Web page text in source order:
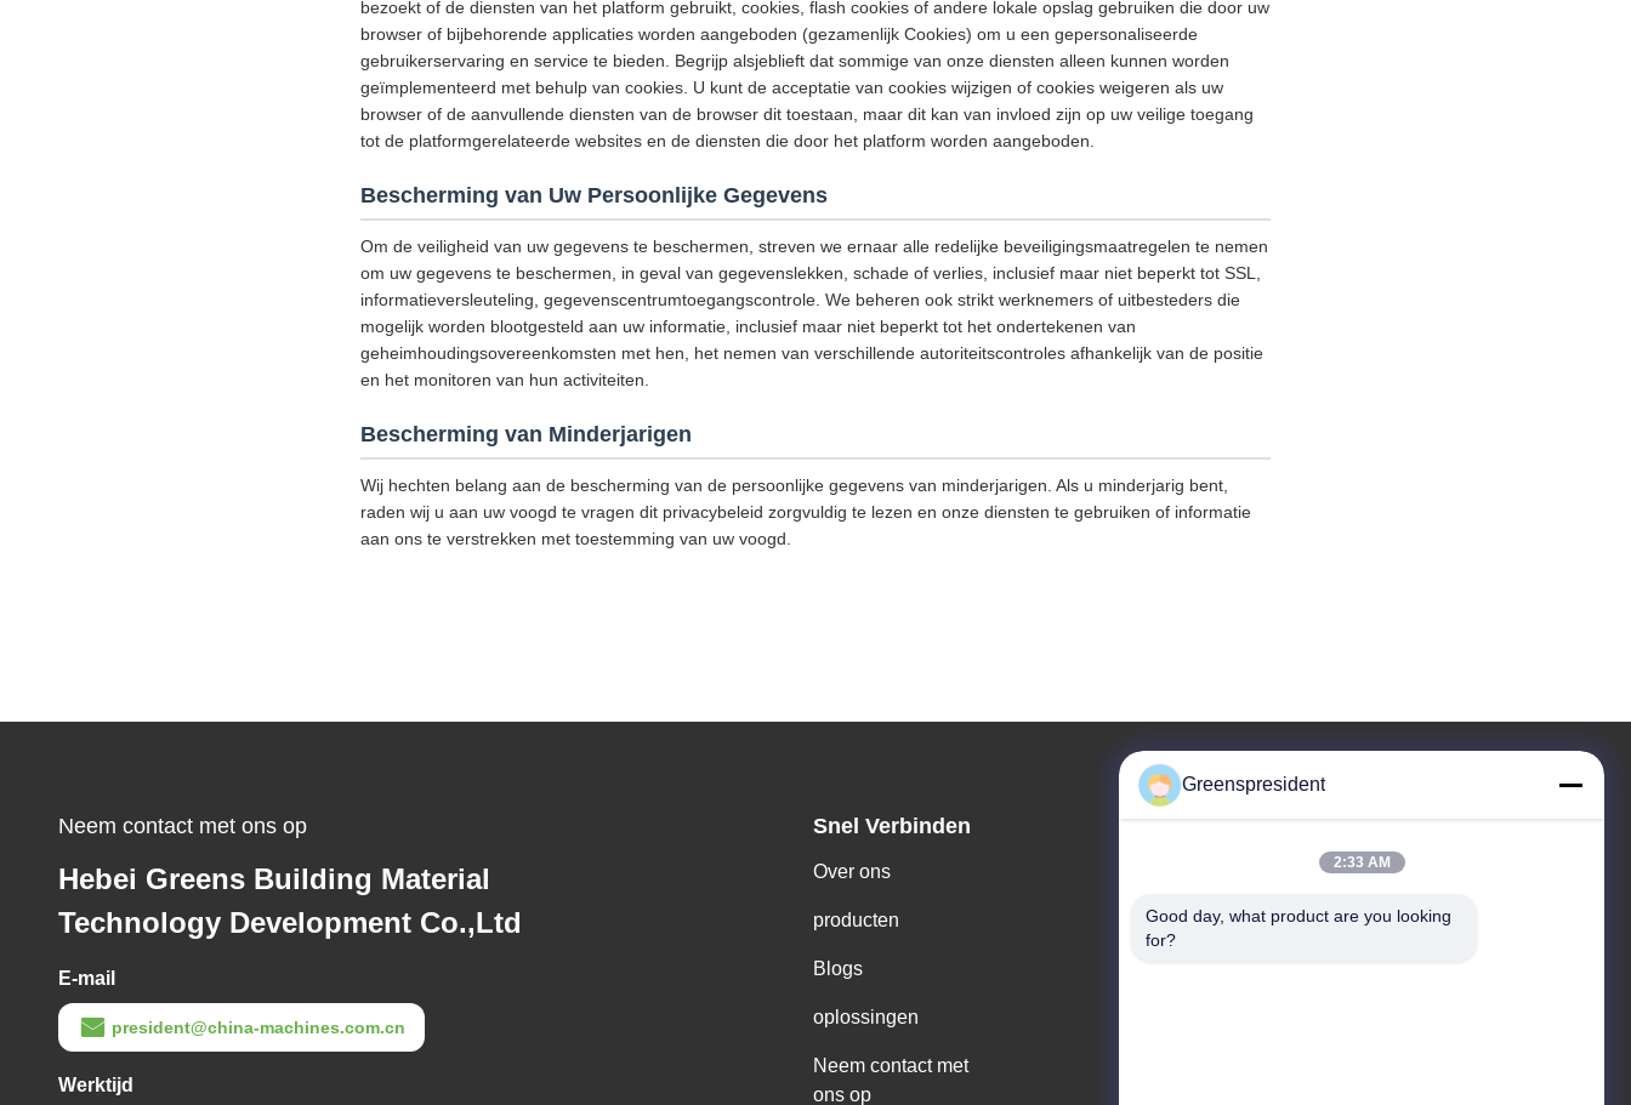
bezoekt of de diensten van het platform gebruikt, cookies, flash cookies of andere lokale opslag gebruiken die door uw
browser of bijbehorende applicaties worden aangeboden (gezamenlijk Cookies) om u een gepersonaliseerde
gebruikerservaring en service te bieden. Begrijp alsjeblieft dat sommige van onze diensten alleen kunnen worden
geïmplementeerd met behulp van cookies. U kunt de acceptatie van cookies wijzigen of cookies weigeren als uw
browser of de aanvullende diensten van de browser dit toestaan, maar dit kan van invloed zijn op uw veilige toegang
tot de platformgerelateerde websites en de diensten die door het platform worden aangeboden.
Bescherming van Uw Persoonlijke Gegevens
Om de veiligheid van uw gegevens te beschermen, streven we ernaar alle redelijke beveiligingsmaatregelen te nemen
om uw gegevens te beschermen, in geval van gegevenslekken, schade of verlies, inclusief maar niet beperkt tot SSL,
informatieversleuteling, gegevenscentrumtoegangscontrole. We beheren ook strikt werknemers of uitbesteders die
mogelijk worden blootgesteld aan uw informatie, inclusief maar niet beperkt tot het ondertekenen van
geheimhoudingsovereenkomsten met hen, het nemen van verschillende autoriteitscontroles afhankelijk van de positie
en het monitoren van hun activiteiten.
Bescherming van Minderjarigen
Wij hechten belang aan de bescherming van de persoonlijke gegevens van minderjarigen. Als u minderjarig bent,
raden wij u aan uw voogd te vragen dit privacybeleid zorgvuldig te lezen en onze diensten te gebruiken of informatie
aan ons te verstrekken met toestemming van uw voogd.
Neem contact met ons op
Hebei Greens Building Material
Technology Development Co.,Ltd
E-mail
president@china-machines.com.cn
Werktijd
Snel Verbinden
Over ons
producten
Blogs
oplossingen
Neem contact met
ons op
Ons adres
Ontwikkelingsstreek, Shijiazhuang-Stad
Greenspresident
2:33 AM
Good day, what product are you looking
for?